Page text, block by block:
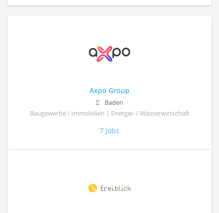
Axpo Group
Baden
Baugewerbe / Immobilien | Energie- / Wasserwirtschaft
7 Jobs